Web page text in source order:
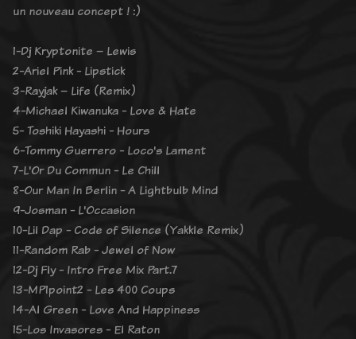
un nouveau concept ! :)
1-Dj Kryptonite – Lewis
2-Ariel Pink - Lipstick
3-Rayjak – Life (Remix)
4-Michael Kiwanuka - Love & Hate
5- Toshiki Hayashi - Hours
6-Tommy Guerrero - Loco's Lament
7-L'Or Du Commun - Le Chill
8-Our Man In Berlin - A Lightbulb Mind
9-Josman - L'Occasion
10-Lil Dap - Code of Silence (Yakkle Remix)
11-Random Rab - Jewel of Now
12-Dj Fly - Intro Free Mix Part.7
13-MP1point2 - Les 400 Coups
14-Al Green - Love And Happiness
15-Los Invasores - El Raton